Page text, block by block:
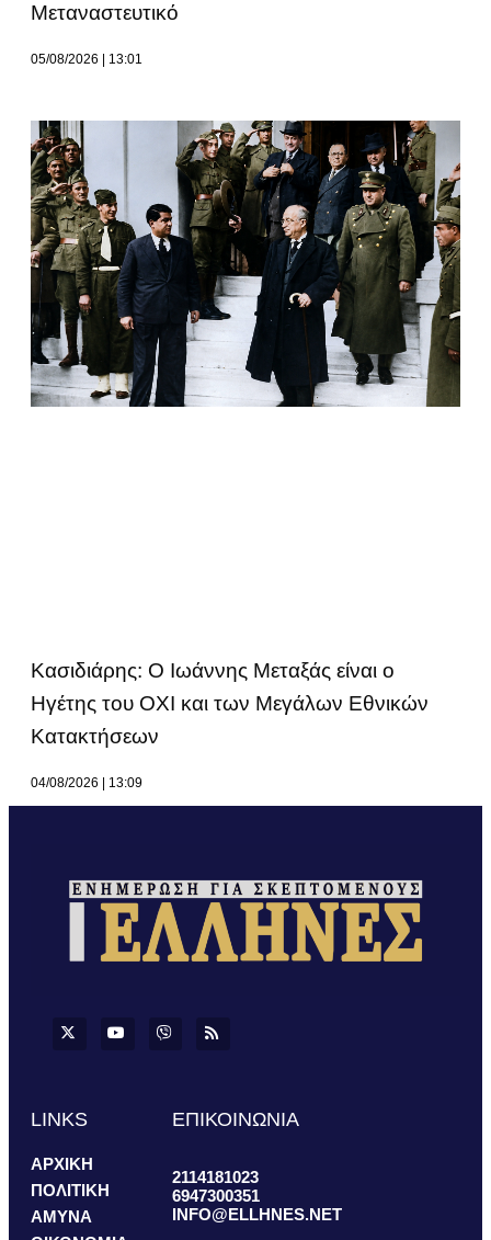
Μεταναστευτικό
05/08/2026 13:01
Κασιδιάρης: Ο Ιωάννης Μεταξάς είναι ο
Ηγέτης του ΟΧΙ και των Μεγάλων Εθνικών
Κατακτήσεων
04/08/2026 13:09
LINKS
ΑΡΧΙΚΗ
ΠΟΛΙΤΙΚΗ
ΑΜΥΝΑ
ΕΠΙΚΟΙΝΩΝΙΑ
2114181023
6947300351
INFO@ELLHNES.NET